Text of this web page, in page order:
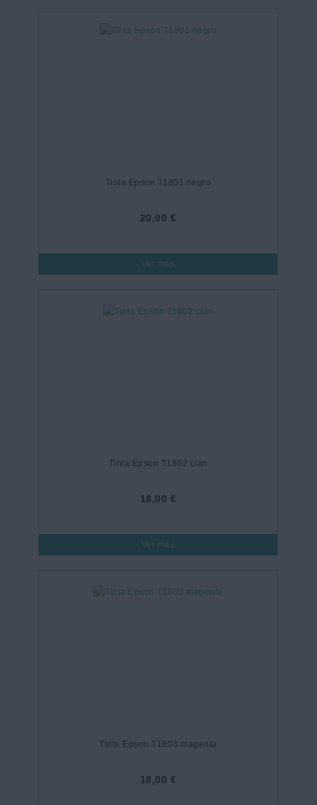
Tinta Epson T1801 negro
20,00 €
Ver más
Tinta Epson T1802 cian
18,00 €
Ver más
Tinta Epson T1803 magenta
18,00 €